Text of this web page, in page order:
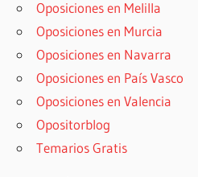
Oposiciones en Melilla
Oposiciones en Murcia
Oposiciones en Navarra
Oposiciones en País Vasco
Oposiciones en Valencia
Opositorblog
Temarios Gratis